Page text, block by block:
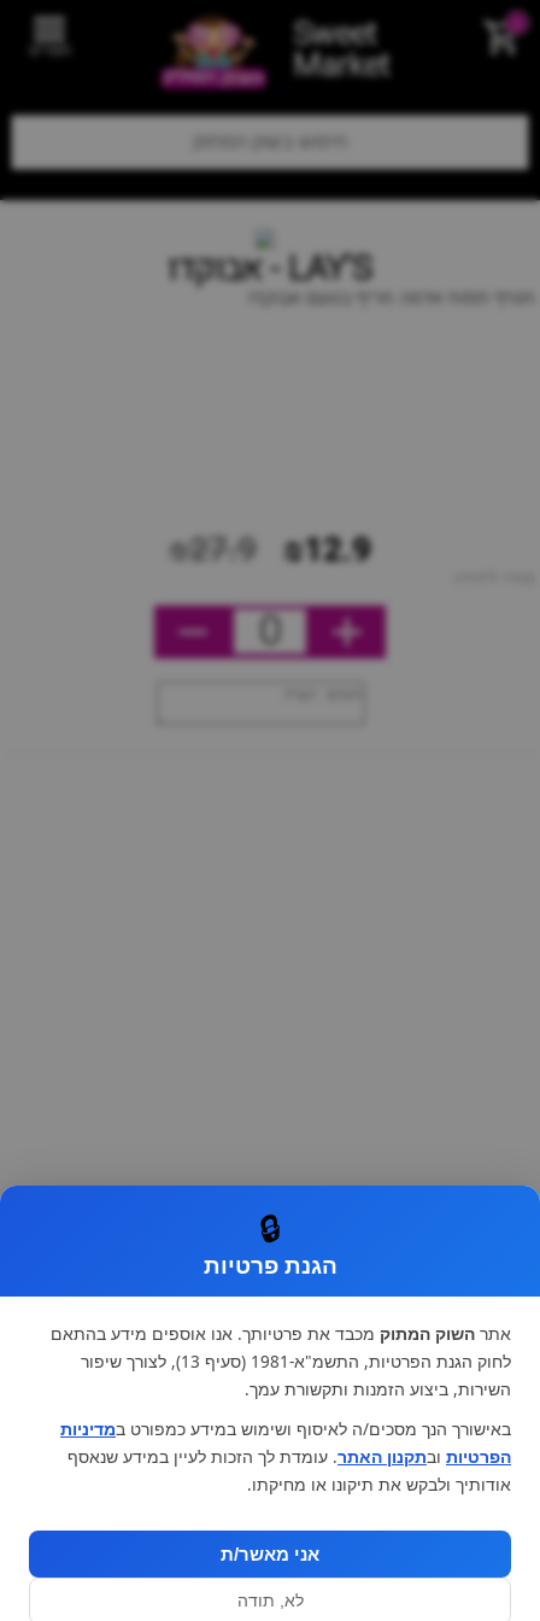
Sweet
Market תפריט
LAY'S - אבוקדו
חטיף תפוח אדמה חריף בטעם אבוקדו
₪12.9
₪27.9
0
🔒
הגנת פרטיות
אתר השוק המתוק מכבד את פרטיותך. אנו אוספים מידע בהתאם
לחוק הגנת הפרטיות, התשמ"א-1981 (סעיף 13), לצורך שיפור
השירות, ביצוע הזמנות ותקשורת עמך.
באישורך הנך מסכים/ה לאיסוף ושימוש במידע כמפורט במדיניות
הפרטיות ובתקנון האתר. עומדת לך הזכות לעיין במידע שנאסף
אודותיך ולבקש את תיקונו או מחיקתו.
אני מאשר/ת
לא, תודה